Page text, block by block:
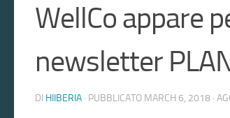
WellCo appare
newsletter
DI HIIBERIA · PUBBLICATO MARCH 6, 2018 ·